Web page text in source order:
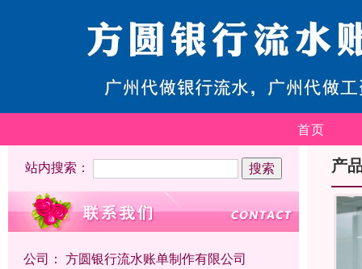
首页
站内搜索：
公司： 方圆银行流水账单制作有限公司
产